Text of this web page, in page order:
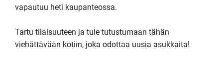
vapautuu heti kaupanteossa.
Tartu tilaisuuteen ja tule tutustumaan tähän
viehättävään kotiin, joka odottaa uusia asukkaita!